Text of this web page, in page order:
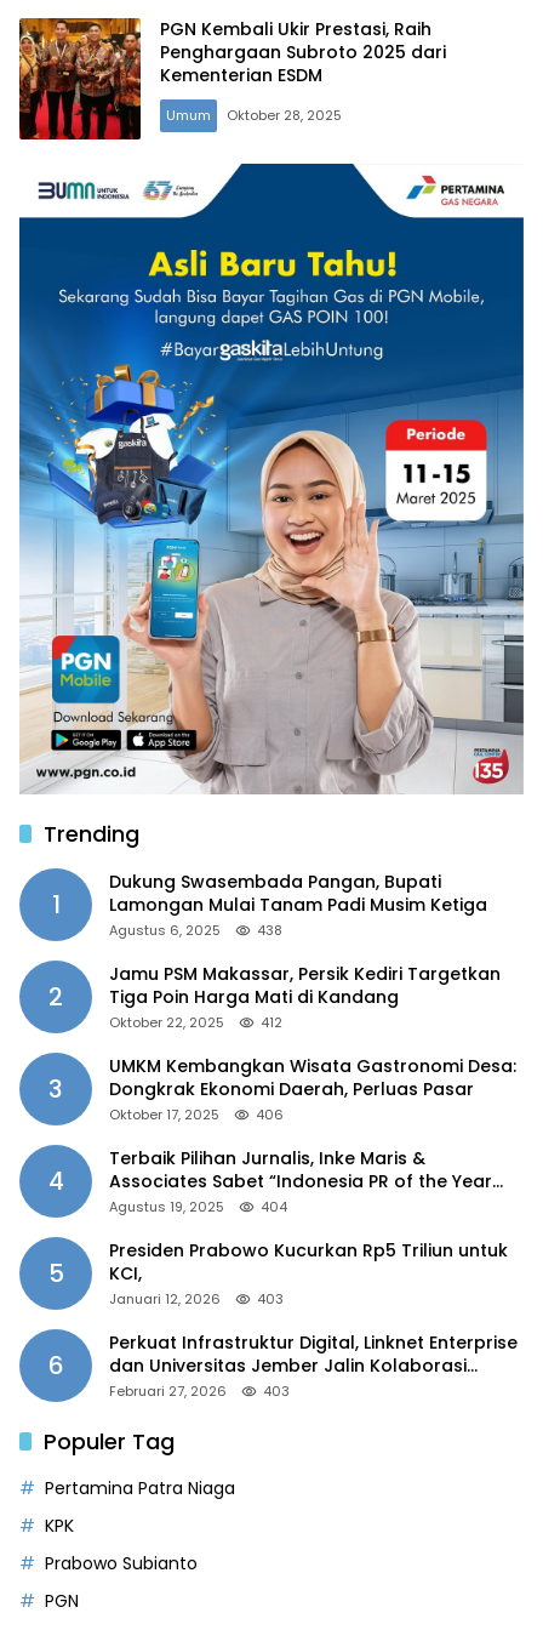
PGN Kembali Ukir Prestasi, Raih
Penghargaan Subroto 2025 dari
Kementerian ESDM
Umum Oktober 28, 2025
Trending
1
Dukung Swasembada Pangan, Bupati
Lamongan Mulai Tanam Padi Musim Ketiga
Agustus 6, 2025 438
2
Jamu PSM Makassar, Persik Kediri Targetkan
Tiga Poin Harga Mati di Kandang
Oktober 22, 2025 412
3
UMKM Kembangkan Wisata Gastronomi Desa:
Dongkrak Ekonomi Daerah, Perluas Pasar
Oktober 17, 2025 406
4
Terbaik Pilihan Jurnalis, Inke Maris &
Associates Sabet “Indonesia PR of the Year
2025”
Agustus 19, 2025 404
5
Presiden Prabowo Kucurkan Rp5 Triliun untuk
KCI,
Januari 12, 2026 403
6
Perkuat Infrastruktur Digital, Linknet Enterprise
dan Universitas Jember Jalin Kolaborasi
Smart Campus Berbasis AI
Februari 27, 2026 403
Populer Tag
Pertamina Patra Niaga
KPK
Prabowo Subianto
PGN